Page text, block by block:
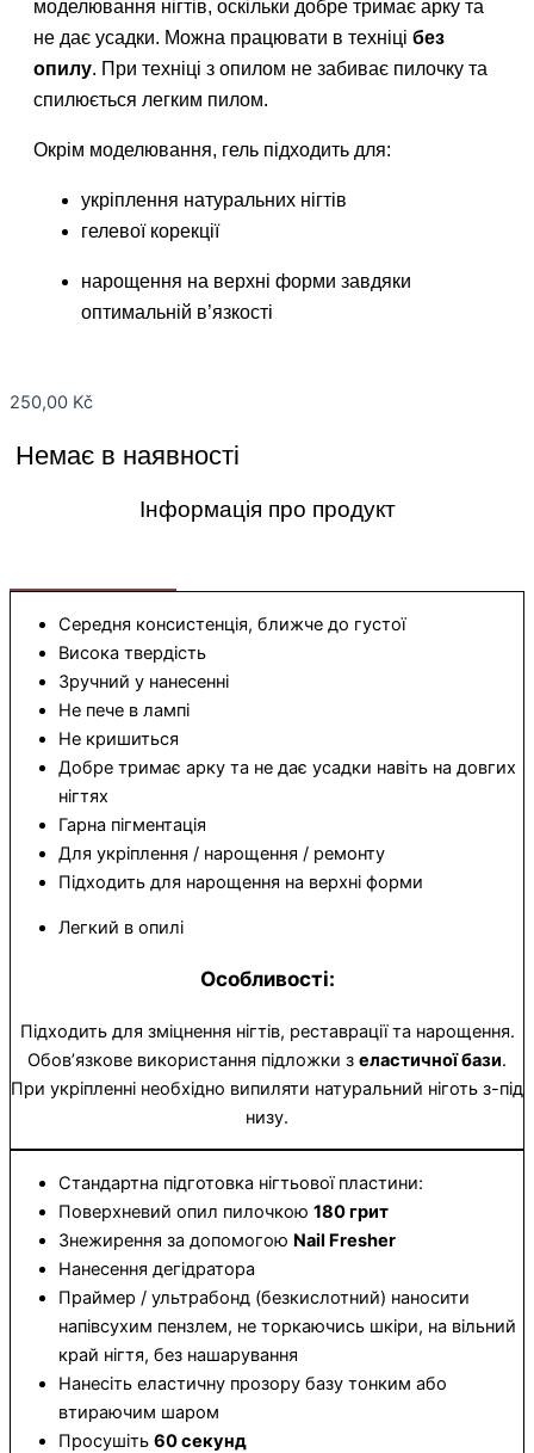
моделювання нігтів, оскільки добре тримає арку та
не дає усадки. Можна працювати в техніці без
опилу. При техніці з опилом не забиває пилочку та
спилюється легким пилом.
Окрім моделювання, гель підходить для:
укріплення натуральних нігтів
гелевої корекції
нарощення на верхні форми завдяки
оптимальній в’язкості
250,00 Kč
Немає в наявності
Інформація про продукт
Середня консистенція, ближче до густої
Висока твердість
Зручний у нанесенні
Не пече в лампі
Не кришиться
Добре тримає арку та не дає усадки навіть на довгих
нігтях
Гарна пігментація
Для укріплення / нарощення / ремонту
Підходить для нарощення на верхні форми
Легкий в опилі
Особливості:
Підходить для зміцнення нігтів, реставрації та нарощення.
Обов’язкове використання підложки з еластичної бази.
При укріпленні необхідно випиляти натуральний ніготь з-під
низу.
Стандартна підготовка нігтьової пластини:
Поверхневий опил пилочкою 180 грит
Знежирення за допомогою Nail Fresher
Нанесення дегідратора
Праймер / ультрабонд (безкислотний) наносити
напівсухим пензлем, не торкаючись шкіри, на вільний
край нігтя, без нашарування
Нанесіть еластичну прозору базу тонким або
втираючим шаром
Просушіть 60 секунд